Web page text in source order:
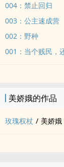
XP产物，涉及宗
正，雷点过多无法
非大女主，非‌纯‎肉‎‎‌。
大纲约等于无，但
004：禁止回归
003：公主速成营
002：野种
001：当个贱民，
美娇娥的作品
玫瑰权杖 / 美娇娥